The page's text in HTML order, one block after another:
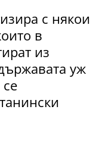
с някои
в
из
уж